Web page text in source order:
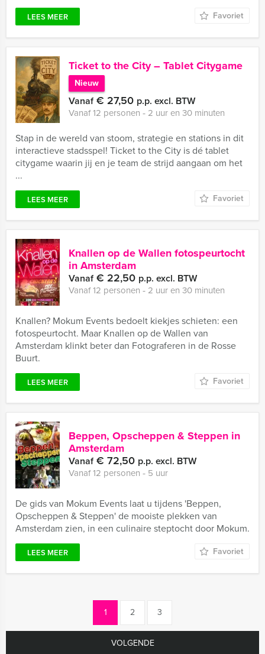
LEES MEER Favoriet
Ticket to the City – Tablet Citygame
Nieuw
Vanaf€ 27,50 p.p. excl. BTW
Vanaf 12 personen ‐ 2 uur en 30 minuten
Stap in de wereld van stoom, strategie en stations in dit
interactieve stadsspel! Ticket to the City is dé tablet
citygame waarin jij en je team de strijd aangaan om het
...
LEES MEER Favoriet
Knallen op de Wallen fotospeurtocht
in Amsterdam
Vanaf€ 22,50 p.p. excl. BTW
Vanaf 12 personen ‐ 2 uur en 30 minuten
Knallen? Mokum Events bedoelt kiekjes schieten: een
fotospeurtocht. Maar Knallen op de Wallen van
Amsterdam klinkt beter dan Fotograferen in de Rosse
Buurt.
LEES MEER Favoriet
Beppen, Opscheppen & Steppen in
Amsterdam
Vanaf€ 72,50 p.p. excl. BTW
Vanaf 12 personen ‐ 5 uur
De gids van Mokum Events laat u tijdens 'Beppen,
Opscheppen & Steppen' de mooiste plekken van
Amsterdam zien, in een culinaire steptocht door Mokum.
LEES MEER Favoriet
1 2 3
VOLGENDE